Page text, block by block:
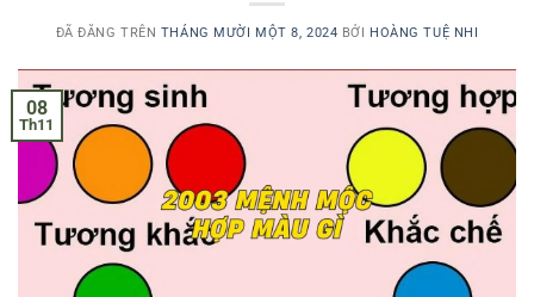
ĐÃ ĐĂNG TRÊN THÁNG MƯỜI MỘT 8, 2024 BỞI HOÀNG TUỆ NHI
08
Th11